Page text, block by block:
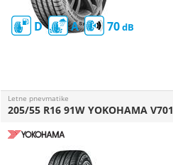
D A 70
Letne pnevmatike
205/55 R16 91W YOKOHAMA V701